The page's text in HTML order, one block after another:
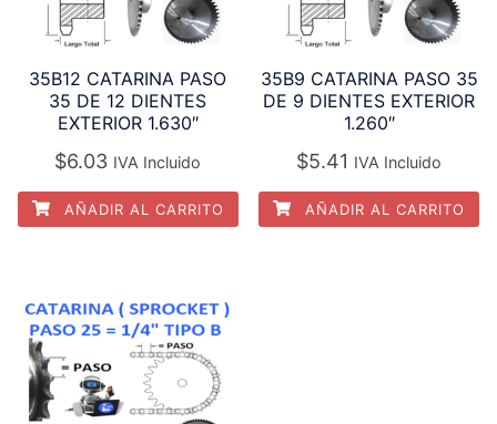
35B12 CATARINA PASO
35 DE 12 DIENTES
EXTERIOR 1.630″
$6.03 IVA Incluido
AÑADIR AL CARRITO
35B9 CATARINA PASO 35
DE 9 DIENTES EXTERIOR
1.260″
$5.41 IVA Incluido
AÑADIR AL CARRITO